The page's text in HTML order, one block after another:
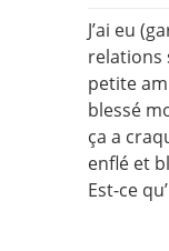
J’ai eu
relations
petite
blessé
ça a
enflé et
Est-ce